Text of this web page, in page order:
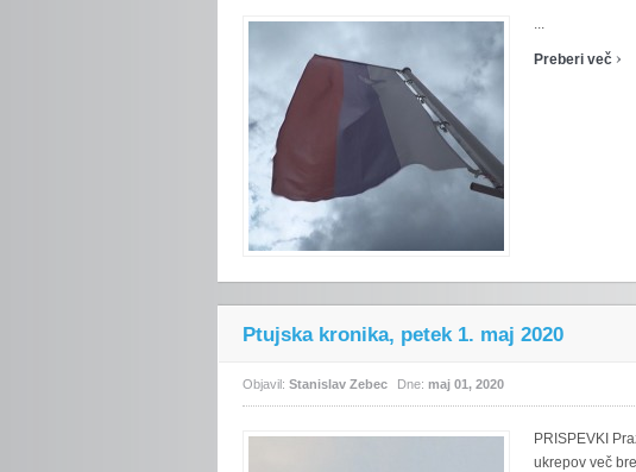
...
Preberi več ›
Ptujska kronika, petek 1. maj 2020
Objavil: Stanislav Zebec Dne: maj 01, 2020
PRISPEVKI
ukrepov več